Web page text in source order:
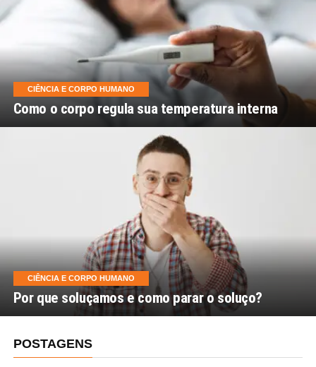
CIÊNCIA E CORPO HUMANO
Como o corpo regula sua temperatura interna
CIÊNCIA E CORPO HUMANO
Por que soluçamos e como parar o soluço?
POSTAGENS